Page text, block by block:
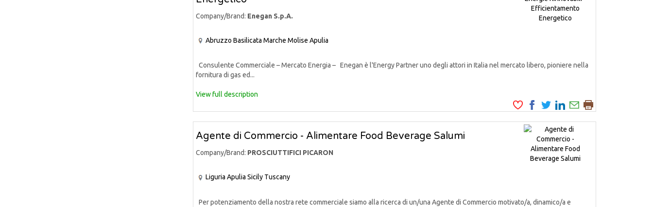
Company/Brand: Enegan S.p.A.
Abruzzo Basilicata Marche Molise Apulia
Consulente Commerciale – Mercato Energia – Enegan è l'Energy Partner uno degli attori in Italia nel mercato libero, pioniere nella
fornitura di gas ed...
View full description
Agente di Commercio - Alimentare Food Beverage Salumi
Company/Brand: PROSCIUTTIFICI PICARON
Liguria Apulia Sicily Tuscany
Per potenziamento della nostra rete commerciale siamo alla ricerca di un/una Agente di Commercio motivato/a, dinamico/a e